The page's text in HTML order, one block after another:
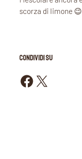
scorza di limone 😉
CONDIVIDI SU
Condividi su Facebook Condividi su X